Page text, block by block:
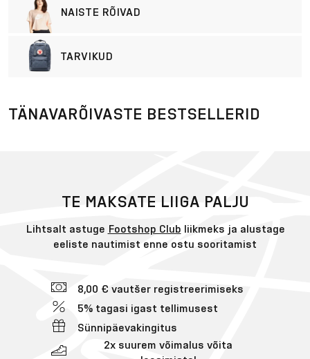
NAISTE RÕIVAD
TARVIKUD
TÄNAVARÕIVASTE BESTSELLERID
TE MAKSATE LIIGA PALJU
Lihtsalt astuge Footshop Club liikmeks ja alustage
eeliste nautimist enne ostu sooritamist
8,00 € vautšer registreerimiseks
5% tagasi igast tellimusest
Sünnipäevakingitus
2x suurem võimalus võita